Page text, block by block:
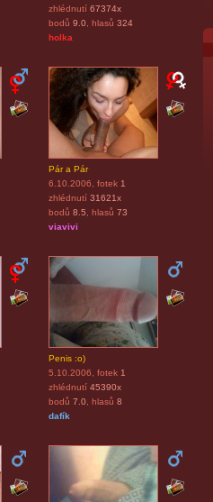
zhlédnutí 67374x
bodů 9.0, hlasů 324
holka
Pár a Pár
6.10.2006 , fotek 1
zhlédnutí 31621x
bodů 8.5 , hlasů 73
viavivi
Penis :o)
5.10.2006 , fotek 1
zhlédnutí 45390x
bodů 7.0, hlasů 8
dafík